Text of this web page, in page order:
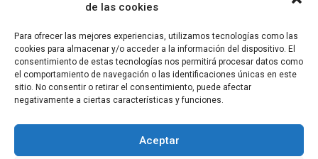
de las cookies
Para ofrecer las mejores experiencias, utilizamos tecnologías como las
cookies para almacenar y/o acceder a la información del dispositivo. El
consentimiento de estas tecnologías nos permitirá procesar datos como
el comportamiento de navegación o las identificaciones únicas en este
sitio. No consentir o retirar el consentimiento, puede afectar
negativamente a ciertas características y funciones.
Aceptar